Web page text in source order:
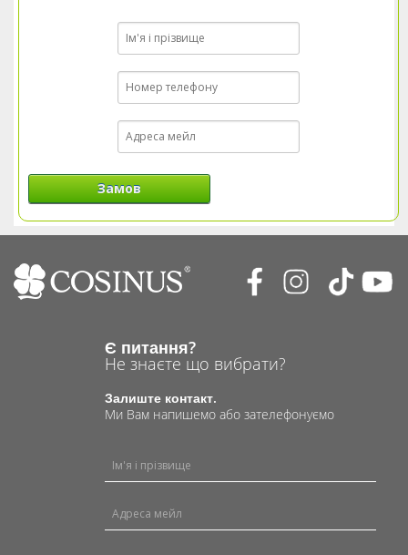
Замов
Є питання?
Не знаєте що вибрати?
Залиште контакт.
Ми Вам напишемо або зателефонуємо